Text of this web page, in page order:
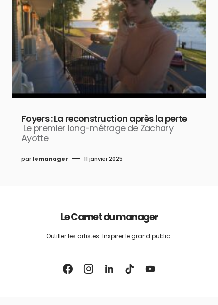
Foyers : La reconstruction après la perte
Le premier long-métrage de Zachary
Ayotte
par lemanager 11 janvier 2025
Le Carnet du manager
Outiller les artistes. Inspirer le grand public.